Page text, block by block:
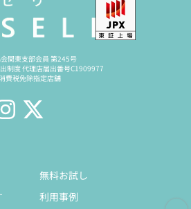
関東支部会員 第245号
制度 代理店届出番号C1909977
費税免除指定店舗
無料お試し
利用事例